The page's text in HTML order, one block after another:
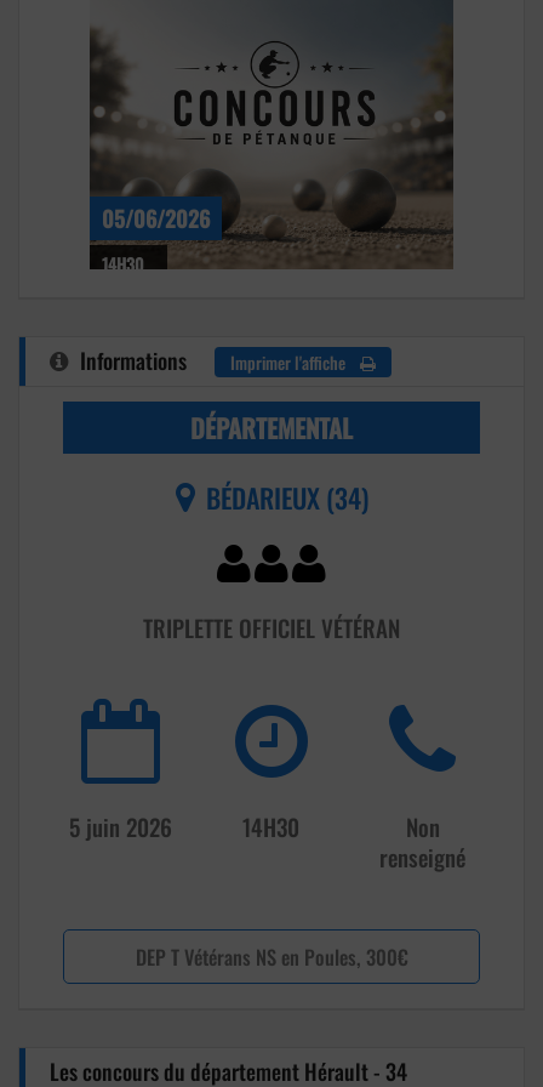
05/06/2026
14H30
Informations Imprimer l'affiche
DÉPARTEMENTAL
BÉDARIEUX (34)
TRIPLETTE OFFICIEL VÉTÉRAN
5 juin 2026 14H30
Non
renseigné
DEP T Vétérans NS en Poules, 300€
Les concours du département Hérault - 34